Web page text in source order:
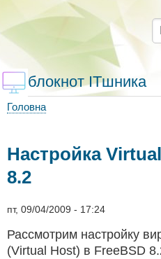
основного
вмісту
блокнот ITшника
Головна
Настройка
8.2
пт, 09/04/2009 - 17:24
Рассмотрим настройку
(Virtual Host) в FreeBSD